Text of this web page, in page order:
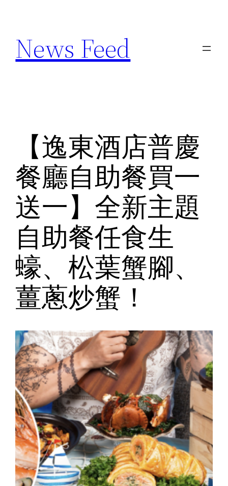
content
News Feed
【逸東酒店普慶
餐廳自助餐買一
送一】全新主題
自助餐任食生
蠔、松葉蟹腳、
薑蔥炒蟹！